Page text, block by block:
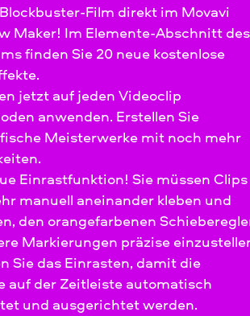
Film direkt im Movavi
Maker! Im Elemente-Abschnitt des
finden Sie 20 neue kostenlose
jetzt auf jeden Videoclip
anwenden. Erstellen Sie
Meisterwerke mit noch mehr
Einrastfunktion! Sie müssen Clips
manuell aneinander kleben und
den orangefarbenen
Markierungen präzise
Sie das Einrasten, damit die
auf der Zeitleiste automatisch
und ausgerichtet werden.